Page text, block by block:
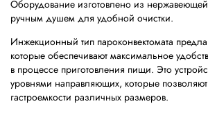
Оборудование изготовлено из
ручным душем для удобной очистки.
Инжекционный тип пароконвектомата
которые обеспечивают максимальное
в процессе приготовления пищи. Это
уровнями направляющих, которые позволяют
гастроемкости различных размеров.